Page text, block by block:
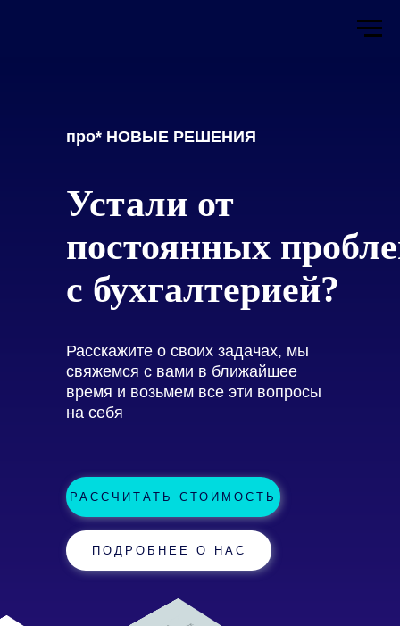
Устали от
постоянных
с бухгалтерией?
Расскажите о своих задачах, мы
свяжемся с вами в ближайшее
время и возьмем все эти вопросы
на себя
ПОДРОБНЕЕ О НАС
РАСCЧИТАТЬ СТОИМОСТЬ
про* НОВЫЕ РЕШЕНИЯ